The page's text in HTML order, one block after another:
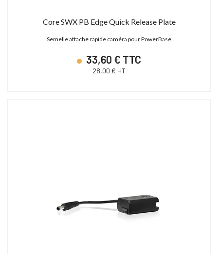
Core SWX PB Edge Quick Release Plate
Semelle attache rapide caméra pour PowerBase
33,60 € TTC
28,00 € HT